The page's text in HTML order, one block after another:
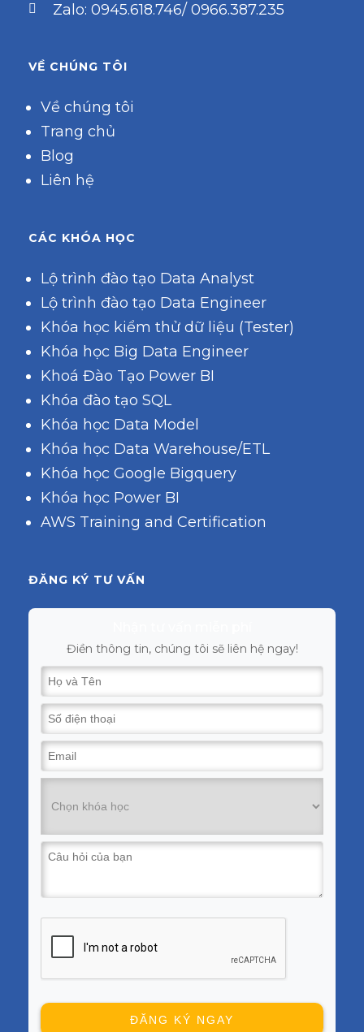
Zalo: 0945.618.746/ 0966.387.235
VỀ CHÚNG TÔI
Về chúng tôi
Trang chủ
Blog
Liên hệ
CÁC KHÓA HỌC
Lộ trình đào tạo Data Analyst
Lộ trình đào tạo Data Engineer
Khóa học kiểm thử dữ liệu (Tester)
Khóa học Big Data Engineer
Khoá Đào Tạo Power BI
Khóa đào tạo SQL
Khóa học Data Model
Khóa học Data Warehouse/ETL
Khóa học Google Bigquery
Khóa học Power BI
AWS Training and Certification
ĐĂNG KÝ TƯ VẤN
Điền thông tin, chúng tôi sẽ liên hệ ngay!